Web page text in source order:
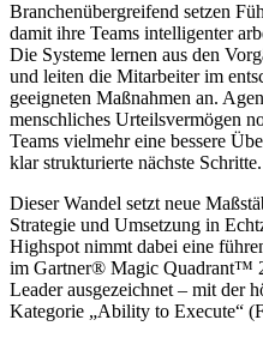
Branchenübergreifend setzen
damit ihre Teams intelligenter
Die Systeme lernen aus den
und leiten die Mitarbeiter im
geeigneten Maßnahmen an.
menschliches Urteilsvermögen
Teams vielmehr eine bessere
klar strukturierte nächste Schritte.
Dieser Wandel setzt neue
Strategie und Umsetzung in
Highspot nimmt dabei eine
im Gartner® Magic Quadrant™
Leader ausgezeichnet – mit der
Kategorie „Ability to Execute“